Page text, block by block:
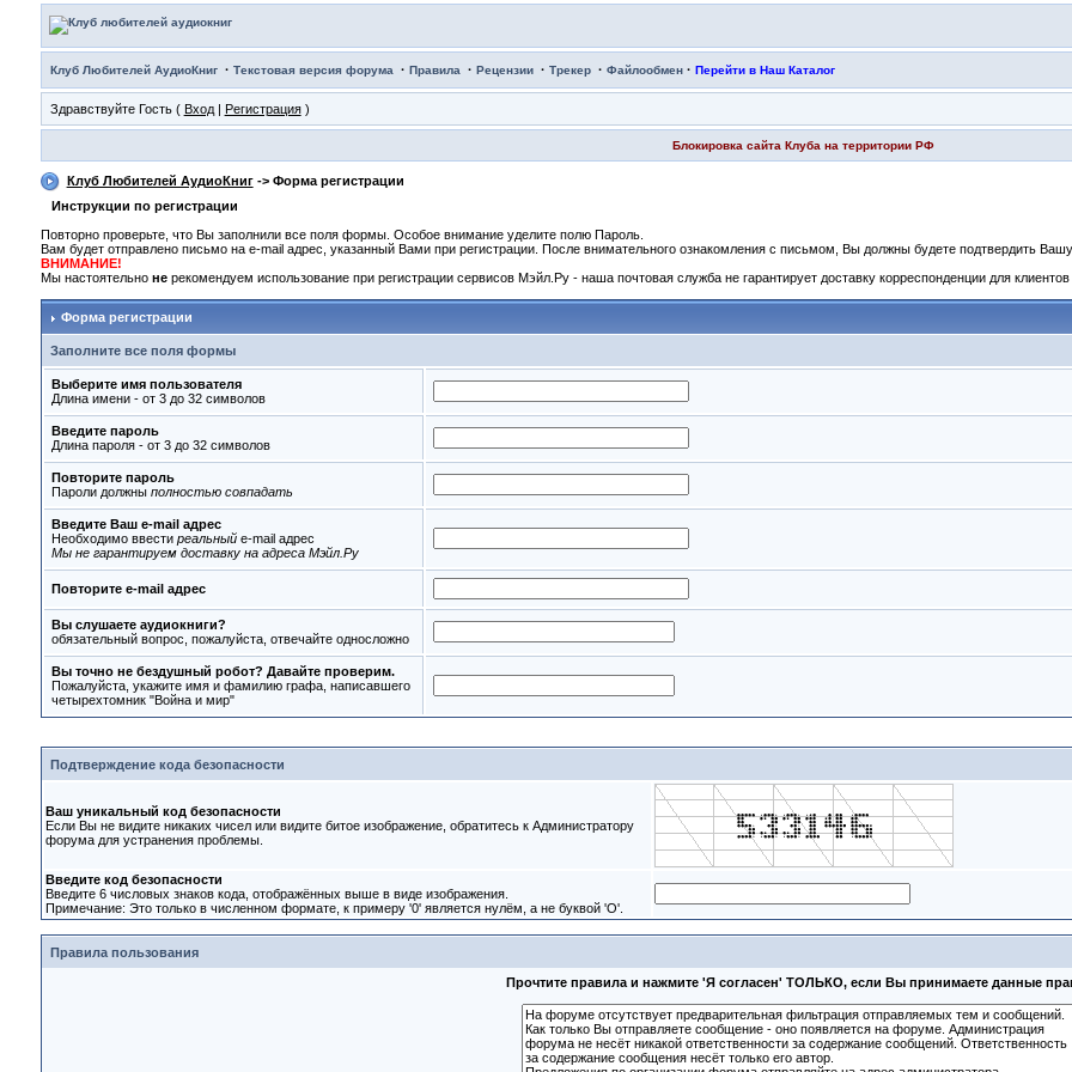
Клуб Любителей АудиоКниг· Текстовая версия форума · Правила · Рецензии· Трекер· Файлообмен· Перейти в Наш Каталог
Здравствуйте Гость ( Вход| Регистрация)
Блокировка сайта Клуба на территории РФ
Клуб Любителей АудиоКниг-> Форма регистрации
Инструкции по регистрации
Повторно проверьте, что Вы заполнили все поля формы. Особое внимание уделите полю Пароль.
Вам будет отправлено письмо на e-mail адрес, указанный Вами при регистрации. После внимательного ознакомления с письмом, Вы должны будете подтвердить
ВНИМАНИЕ!
Мы настоятельно нерекомендуем использование при регистрации сервисов Мэйл.Ру - наша почтовая служба не гарантирует доставку корреспонденции для клиентов
Форма регистрации
Заполните все поля формы
Выберите имя пользователя
Длина имени - от 3 до 32 символов
Введите пароль
Длина пароля - от 3 до 32 символов
Повторите пароль
Пароли должны полностью совпадать
Введите Ваш e-mail адрес
Необходимо ввести реальныйe-mail адрес
Мы не гарантируем доставку на адреса Мэйл.Ру
Повторите e-mail адрес
Вы слушаете аудиокниги?
обязательный вопрос, пожалуйста, отвечайте односложно
Вы точно не бездушный робот? Давайте проверим.
Пожалуйста, укажите имя и фамилию графа, написавшего
четырехтомник "Война и мир"
Подтверждение кода безопасности
Ваш уникальный код безопасности
Если Вы не видите никаких чисел или видите битое изображение, обратитесь к Администратору
форума для устранения проблемы.
Введите код безопасности
Введите 6 числовых знаков кода, отображённых выше в виде изображения.
Примечание: Это только в численном формате, к примеру '0' является нулём, а не буквой 'O'.
Правила пользования
Прочтите правила и нажмите 'Я согласен' ТОЛЬКО, если Вы принимаете данные